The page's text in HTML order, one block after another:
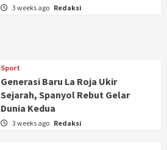
3 weeks ago Redaksi
Sport
Generasi Baru La Roja Ukir
Sejarah, Spanyol Rebut Gelar
Dunia Kedua
3 weeks ago Redaksi